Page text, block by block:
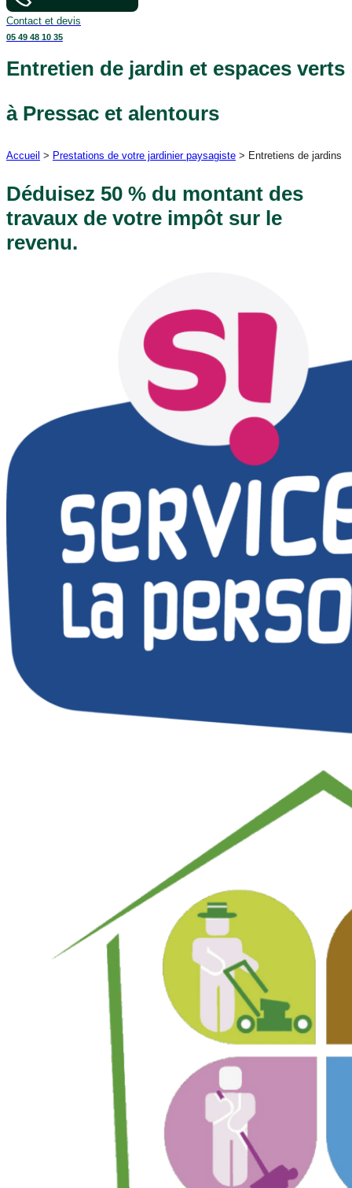
Contact et devis
05 49 48 10 35
Entretien de jardin et espaces verts
à Pressac et alentours
Accueil > Prestations de votre jardinier paysagiste > Entretiens de jardins
Déduisez 50 % du montant des
travaux de votre impôt sur le
revenu.